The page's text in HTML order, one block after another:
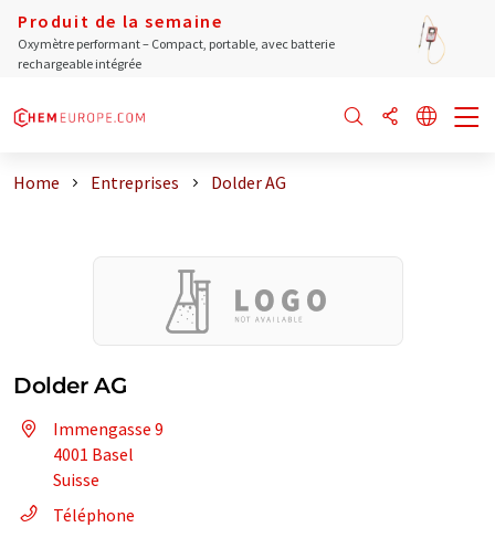
Produit de la semaine
Oxymètre performant – Compact, portable, avec batterie
rechargeable intégrée
Home Entreprises Dolder AG
Dolder AG
Immengasse 9
4001 Basel
Suisse
Téléphone